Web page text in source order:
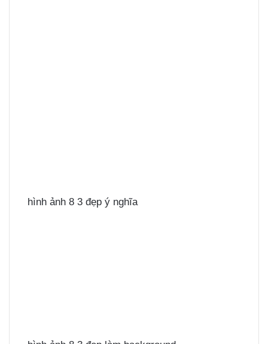
hình ảnh 8 3 đẹp ý nghĩa